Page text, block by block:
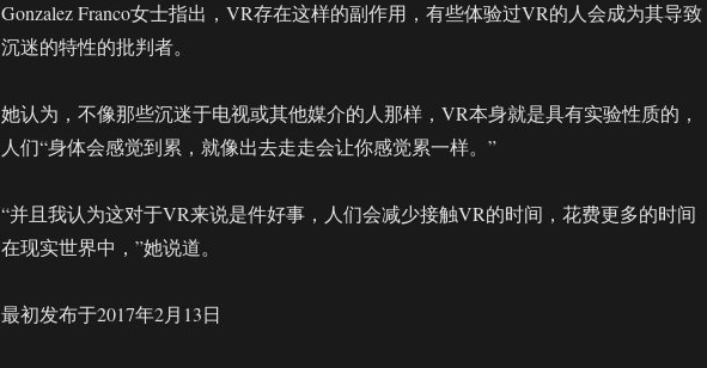
Gonzalez Franco女士指出，VR存在这样的副作用，有些体验过VR的人会成为其导致
沉迷的特性的批判者。
她认为，不像那些沉迷于电视或其他媒介的人那样，VR本身就是具有实验性质的，
人们“身体会感觉到累，就像出去走走会让你感觉累一样。”
“并且我认为这对于VR来说是件好事，人们会减少接触VR的时间，花费更多的时间
在现实世界中，”她说道。
最初发布于2017年2月13日